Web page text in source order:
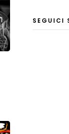
SEGUICI